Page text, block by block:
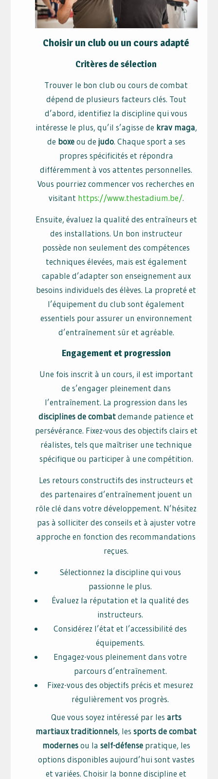
Choisir un club ou un cours adapté
Critères de sélection
Trouver le bon club ou cours de combat
dépend de plusieurs facteurs clés. Tout
d’abord, identifiez la discipline qui vous
intéresse le plus, qu’il s’agisse de krav maga,
de boxeou de judo. Chaque sport a ses
propres spécificités et répondra
différemment à vos attentes personnelles.
Vous pourriez commencer vos recherches en
visitant https://www.thestadium.be/.
Ensuite, évaluez la qualité des entraîneurs et
des installations. Un bon instructeur
possède non seulement des compétences
techniques élevées, mais est également
capable d’adapter son enseignement aux
besoins individuels des élèves. La propreté et
l’équipement du club sont également
essentiels pour assurer un environnement
d’entraînement sûr et agréable.
Engagement et progression
Une fois inscrit à un cours, il est important
de s’engager pleinement dans
l’entraînement. La progression dans les
disciplines de combatdemande patience et
persévérance. Fixez-vous des objectifs clairs et
réalistes, tels que maîtriser une technique
spécifique ou participer à une compétition.
Les retours constructifs des instructeurs et
des partenaires d’entraînement jouent un
rôle clé dans votre développement. N’hésitez
pas à solliciter des conseils et à ajuster votre
approche en fonction des recommandations
reçues.
Sélectionnez la discipline qui vous
passionne le plus.
Évaluez la réputation et la qualité des
instructeurs.
Considérez l’état et l’accessibilité des
équipements.
Engagez-vous pleinement dans votre
parcours d’entraînement.
Fixez-vous des objectifs précis et mesurez
régulièrement vos progrès.
Que vous soyez intéressé par les arts
martiaux traditionnels, lessports de combat
modernesou la self-défensepratique, les
options disponibles aujourd’hui sont vastes
et variées. Choisir la bonne discipline et